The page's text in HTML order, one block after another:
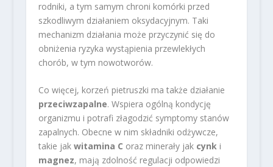
rodniki, a tym samym chroni komórki przed
szkodliwym działaniem oksydacyjnym. Taki
mechanizm działania może przyczynić się do
obniżenia ryzyka wystąpienia przewlekłych
chorób, w tym nowotworów.
Co więcej, korzeń pietruszki ma także działanie
przeciwzapalne. Wspiera ogólną kondycję
organizmu i potrafi złagodzić symptomy stanów
zapalnych. Obecne w nim składniki odżywcze,
takie jak witamina C oraz minerały jak cynki
magnez, mają zdolność regulacji odpowiedzi